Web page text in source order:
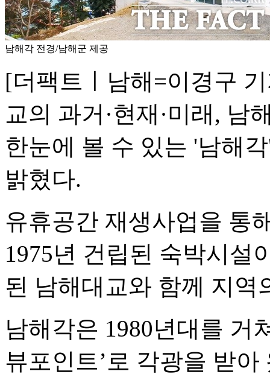
남해각 전경/남해군 제공
[더팩트ㅣ남해=이경구
교의 과거·현재·미래, 남
한눈에 볼 수 있는 '남해
밝혔다.
유휴공간 재생사업을 통
1975년 건립된 숙박시설
된 남해대교와 함께 지역
남해각은 1980년대를 거
뷰포인트’로 각광을 받